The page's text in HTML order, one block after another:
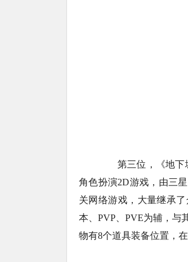
第三位，《地下城
角色扮演2D游戏，由三
关网络游戏，大量继承
本、PVP、PVE为辅，与
物有8个道具装备位置，